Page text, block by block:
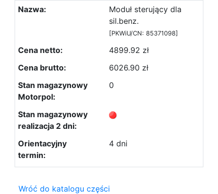
Moduł sterujący dla
sil.benz.
[PKWiU/CN: 85371098]
4899.92 zł
6026.90 zł
0
4 dni
Wróć do katalogu części